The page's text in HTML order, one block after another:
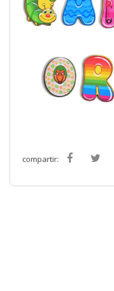
compartir: